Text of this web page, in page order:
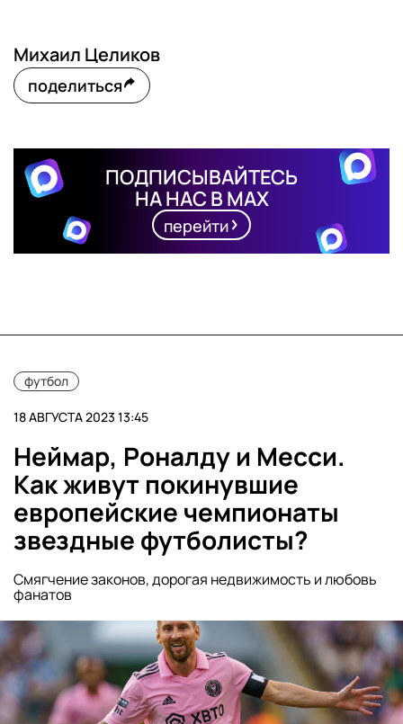
Михаил Целиков
поделиться
ПОДПИСЫВАЙТЕСЬ
НА НАС В MAX
перейти
футбол
18 АВГУСТА 2023 13:45
Неймар, Роналду и Месси.
Как живут покинувшие
европейские чемпионаты
звездные футболисты?
Смягчение законов, дорогая недвижимость и любовь
фанатов